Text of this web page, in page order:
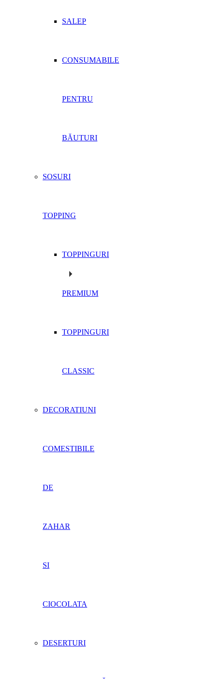
SALEP
CONSUMABILE
PENTRU
BĂUTURI
SOSURI
TOPPING
TOPPINGURI
PREMIUM
TOPPINGURI
CLASSIC
DECORATIUNI
COMESTIBILE
DE
ZAHAR
SI
CIOCOLATA
DESERTURI